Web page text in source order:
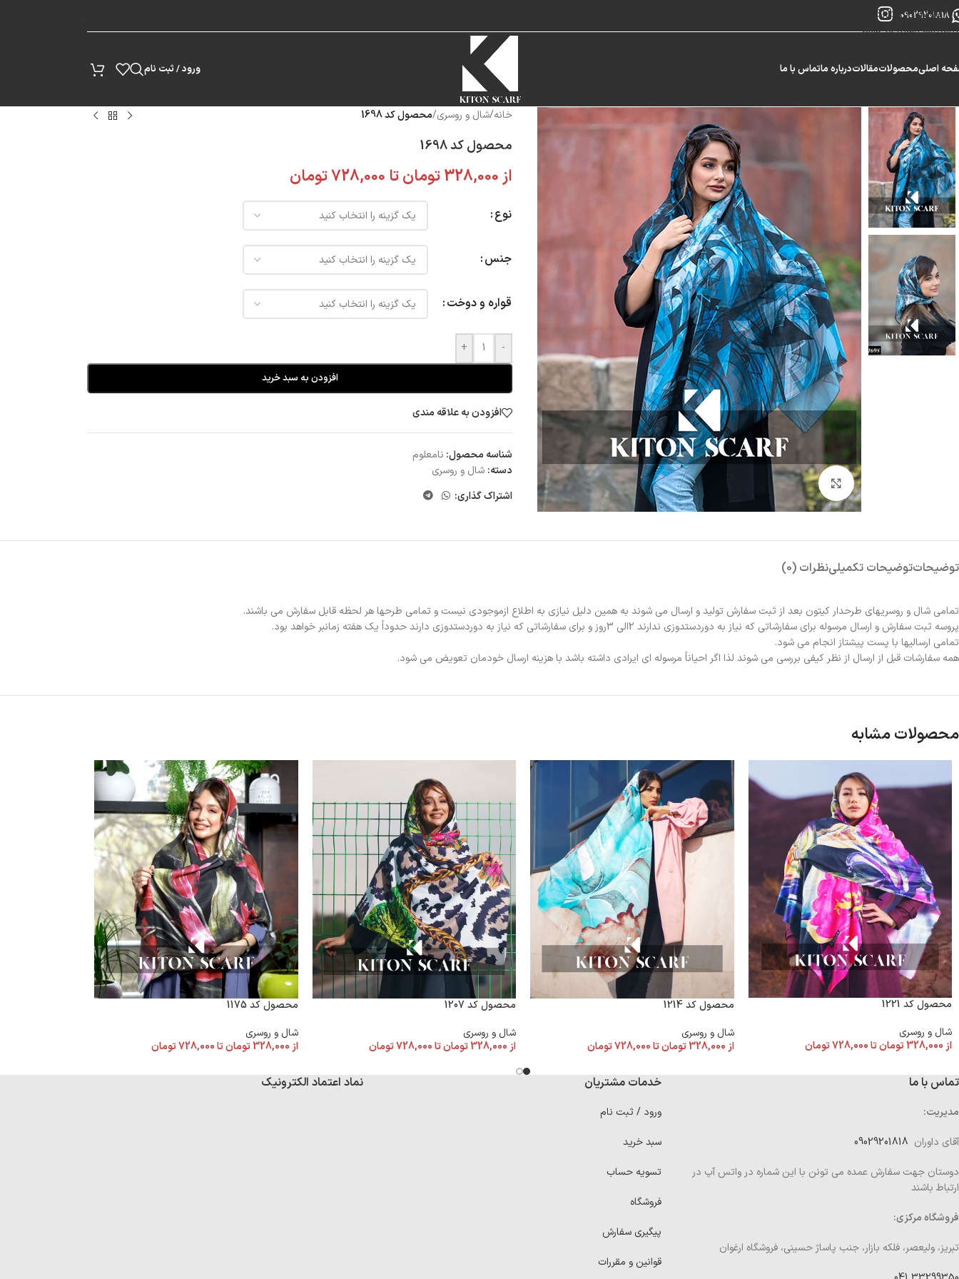
Skip to navigation
Skip to main content
09029201818
اصلیمحصولاتمقالاتدرباره ماتماس با ما ورود / ثبت نام
بزرگنمایی تصویر
خانه/شال و روسری/محصول کد 1698
محصول کد 1698
از328,000تومانتا 728,000تومان
نوع
جنس
قواره و دوخت
-
+
افزودن به سبد خرید
افزودن به علاقه مندی
شناسه محصول: نامعلوم
دسته: شال و روسری
اشتراک گذاری:
توضیحاتتوضیحات تکمیلینظرات (0)
تمامی شال و روسریهای طرحدار کیتون بعد از ثبت سفارش تولید و ارسال می شوند به همین دلیل نیازی به اطلاع ازموجودی نیست و تمامی طرحها هر لحظه قابل سفارش می باشند.
پروسه ثبت سفارش و ارسال مرسوله برای سفارشاتی که نیاز به دوردستدوزی ندارند 2الی 3روز و برای سفارشاتی که نیاز به دوردستدوزی دارند حدوداً یک هفته زمانبر خواهد بود.
تمامی ارسالیها با پست پیشتاز انجام می شود.
همه سفارشات قبل از ارسال از نظر کیفی بررسی می شوند لذا اگر احیاناً مرسوله ای ایرادی داشته باشد با هزینه ارسال خودمان تعویض می شود.
محصولات مشابه
محصول کد 1221
شال و روسری
از328,000تومانتا728,000تومان
محصول کد 1214
شال و روسری
از 328,000 تومانتا728,000تومان
محصول کد 1207
شال و روسری
از 328,000تومانتا728,000تومان
محصول کد 1175
شال و روسری
از 328,000 تومانتا728,000تومان
تماس با ما
مدیریت:
آقای داوران
دوستان جهت سفارش عمده می تونن با این شماره در واتس آپ در
ارتباط باشند
فروشگاه مرکزی:
تبریز، ولیعصر، فلکه بازار، جنب پاساژ حسینی، فروشگاه ارغوان
خدمات مشتریان
ورود / ثبت نام
سبد خرید
تسویه حساب
فروشگاه
پیگیری سفارش
قوانین و مقررات
نماد اعتماد الکترونیک